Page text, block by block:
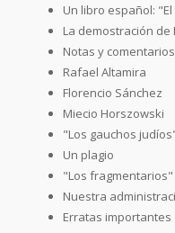
Un libro español:
La demostración de
Notas y comentarios
Rafael Altamira
Florencio Sánchez
Miecio Horszowski
"Los gauchos
Un plagio
"Los fragmentarios"
Nuestra
Erratas importantes